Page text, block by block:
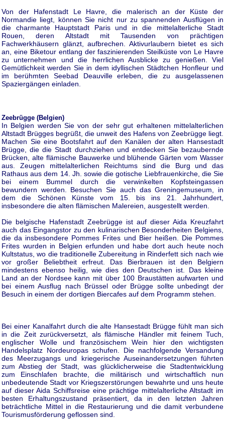
Von der Hafenstadt Le Havre, die malerisch an der Küste der
Normandie liegt, können Sie nicht nur zu spannenden Ausflügen in
die charmante Hauptstadt Paris und in die mittelalterliche Stadt
Rouen, deren Altstadt mit Tausenden von prächtigen
Fachwerkhäusern glänzt, aufbrechen. Aktivurlaubern bietet es sich
an, eine Biketour entlang der faszinierenden Steilküste von Le Havre
zu unternehmen und die herrlichen Ausblicke zu genießen. Viel
Gemütlichkeit werden Sie in dem idyllischen Städtchen Honfleur und
im berühmten Seebad Deauville erleben, die zu ausgelassenen
Spaziergängen einladen.
Zeebrügge (Belgien)
In Belgien werden Sie von der sehr gut erhaltenen mittelalterlichen
Altstadt Brügges begrüßt, die unweit des Hafens von Zeebrügge liegt.
Machen Sie eine Bootsfahrt auf den Kanälen der alten Hansestadt
Brügge, die die Stadt durchziehen und entdecken Sie bezaubernde
Brücken, alte flämische Bauwerke und blühende Gärten vom Wasser
aus. Zeugen mittelalterlichen Reichtums sind die Burg und das
Rathaus aus dem 14. Jh. sowie die gotische Liebfrauenkirche, die Sie
bei einem Bummel durch die verwinkelten Kopfsteingassen
bewundern werden. Besuchen Sie auch das Greningemuseum, in
dem die Schönen Künste vom 15. bis ins 21. Jahrhundert,
insbesondere die alten flämischen Malereien, ausgestellt werden.
Die belgische Hafenstadt Zeebrügge ist auf dieser Aida Kreuzfahrt
auch das Eingangstor zu den kulinarischen Besonderheiten Belgiens,
die da insbesondere Pommes Frites und Bier heißen. Die Pommes
Frites wurden in Belgien erfunden und habe dort auch heute noch
Kultstatus, wo die traditionelle Zubereitung in Rinderfett sich nach wie
vor großer Beliebtheit erfreut. Das Bierbrauen ist den Belgiern
mindestens ebenso heilig, wie dies den Deutschen ist. Das kleine
Land an der Nordsee kann mit über 100 Braustätten aufwarten und
bei einem Ausflug nach Brüssel oder Brügge sollte unbedingt der
Besuch in einem der dortigen Biercafes auf dem Programm stehen.
Bei einer Kanalfahrt durch die alte Hansestadt Brügge fühlt man sich
in die Zeit zurückversetzt, als flämische Händler mit feinem Tuch,
englischer Wolle und französischem Wein hier den wichtigsten
Handelsplatz Nordeuropas schufen. Die nachfolgende Versandung
des Meerzugangs und kriegerische Auseinandersetzungen führten
zum Abstieg der Stadt, was glücklicherweise die Stadtentwicklung
zum Einschlafen brachte, die militärisch und wirtschaftlich nun
unbedeutende Stadt vor Kriegszerstörungen bewahrte und uns heute
auf dieser Aida Schiffsreise eine prächtige mittelalterliche Altstadt im
besten Erhaltungszustand präsentiert, da in den letzten Jahren
beträchtliche Mittel in die Restaurierung und die damit verbundene
Tourismusförderung geflossen sind.